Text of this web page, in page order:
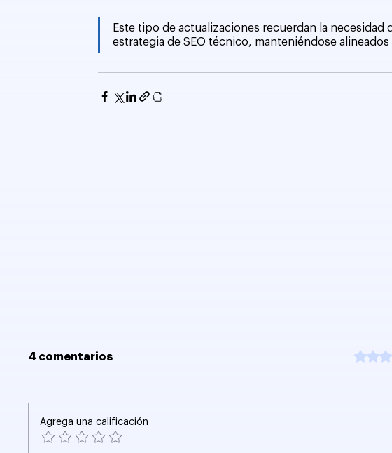
Este tipo de actualizaciones recuerdan la necesidad
estrategia de SEO técnico, manteniéndose
4 comentarios
Agrega una calificación